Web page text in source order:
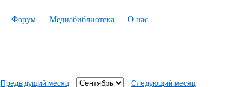
Форум Медиабиблиотека О нас
Предыдущий месяц Следующий месяц